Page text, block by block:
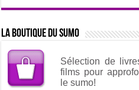
La boutique du sumo
Sélection de
films pour
le sumo!